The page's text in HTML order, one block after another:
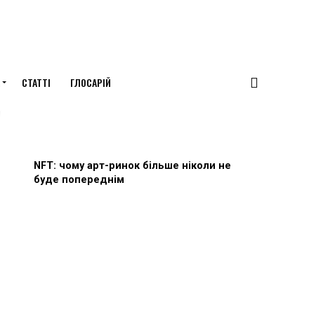
СТАТТІ ГЛОСАРІЙ
NFT: чому арт-ринок більше ніколи не
буде попереднім